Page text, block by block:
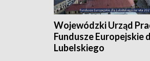
Wojewódzki Urząd
Fundusze Europejskie
Lubelskiego